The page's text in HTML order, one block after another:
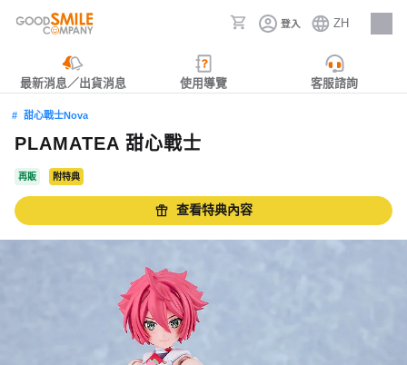
登入 ZH
人才招募
最新消息／出貨消息 使用導覽 客服諮詢
甜心戰士Nova
PLAMATEA 甜心戰士
再販 附特典
查看特典內容